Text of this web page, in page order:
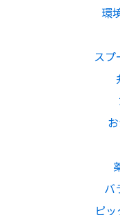
環
スプ
バ
ピッ